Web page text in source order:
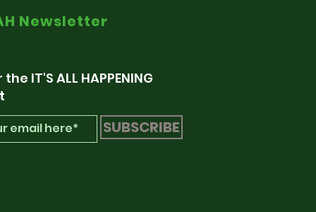
Newsletter
IT'S ALL HAPPENING
SUBSCRIBE